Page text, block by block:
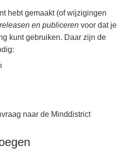
hebt gemaakt (of wijzigingen
releasen en publiceren voor dat je
kunt gebruiken. Daar zijn de
naar de Minddistrict